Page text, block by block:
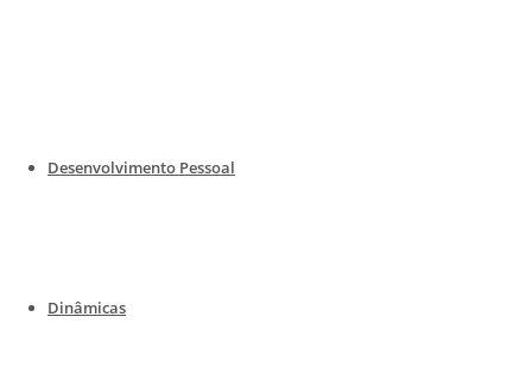
Desenvolvimento Pessoal
Dinâmicas